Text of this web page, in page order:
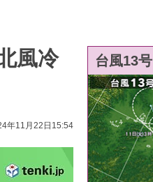
風冷
年11月22日15:54
台風13号